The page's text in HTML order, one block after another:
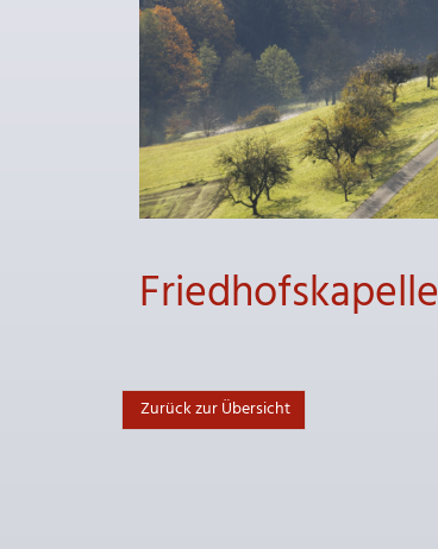
Friedhofskapelle
Zurück zur Übersicht